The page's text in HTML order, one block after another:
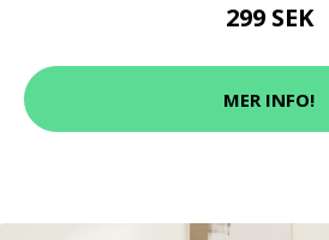
299 SEK
MER INFO!